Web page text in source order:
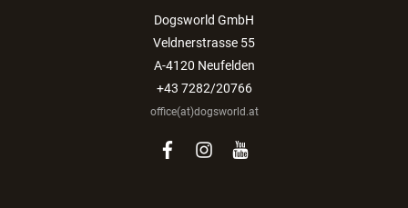
Dogsworld GmbH
Veldnerstrasse 55
A-4120 Neufelden
+43 7282/20766
office(at)dogsworld.at
facebook
instagram
youtube